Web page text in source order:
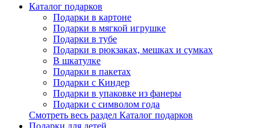
Каталог подарков
Подарки в картоне
Подарки в мягкой игрушке
Подарки в тубе
Подарки в рюкзаках, мешках и сумках
В шкатулке
Подарки в пакетах
Подарки с Киндер
Подарки в упаковке из фанеры
Подарки с символом года
Смотреть весь раздел Каталог подарков
Подарки для детей